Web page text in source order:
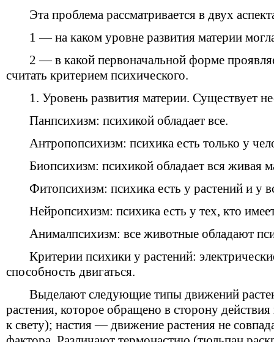
Эта проблема рассматривается в двух
1 — на каком уровне развития материи
2 — в какой первоначальной форме
считать критерием психического.
1. Уровень развития материи. Существует
Панпсихизм: психикой обладает все.
Антропопсихизм: психика есть только у
Биопсихизм: психикой обладает вся живая
Фитопсихизм: психика есть у растений и у
Нейропсихизм: психика есть у тех, кто
Анималпсихизм: все животные обладают
Критерии психики у растений:
способность двигаться.
Выделают следующие типы движений
растения, которое обращено в сторону
к свету); настия — движение растения не